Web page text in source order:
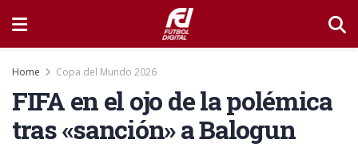
Home Copa del Mundo 2026
FIFA en el ojo de la polémica
tras «sanción» a Balogun